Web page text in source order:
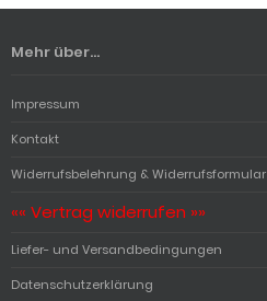
Mehr über...
Impressum
Kontakt
Widerrufsbelehrung & Widerrufsformular
«« Vertrag widerrufen »»
Liefer- und Versandbedingungen
Datenschutzerklärung